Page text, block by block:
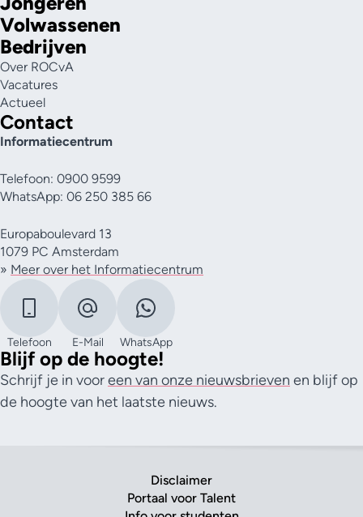
Volwassenen
Bedrijven
Over ROCvA
Vacatures
Actueel
Contact
Informatiecentrum
Telefoon: 0900 9599
WhatsApp: 06 250 385 66
Europaboulevard 13
1079 PC Amsterdam
» Meer over het Informatiecentrum
Telefoon E-Mail WhatsApp
Blijf op de hoogte!
Schrijf je in vooreen van onze nieuwsbrieven en blijf op
de hoogte van het laatste nieuws.
Disclaimer
Portaal voor Talent